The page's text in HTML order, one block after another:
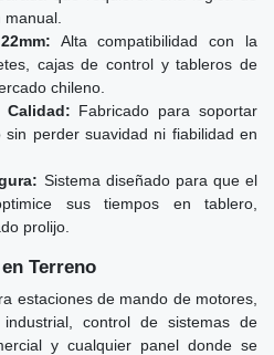
Alta compatibilidad con la
cajas de control y tableros de
chileno.
Fabricado para soportar
perder suavidad ni fiabilidad en
Sistema diseñado para que el
sus tiempos en tablero,
prolijo.
Terreno
estaciones de mando de motores,
control de sistemas de
y cualquier panel donde se